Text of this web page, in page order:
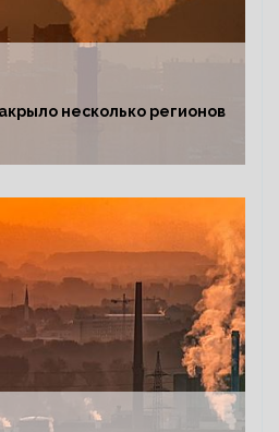
несколько регионов